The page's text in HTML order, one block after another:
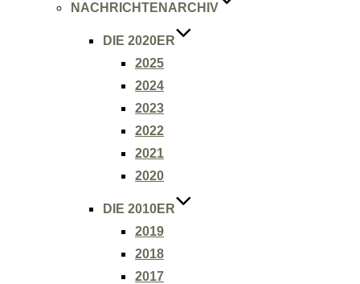
NACHRICHTENARCHIV
DIE 2020ER
2025
2024
2023
2022
2021
2020
DIE 2010ER
2019
2018
2017